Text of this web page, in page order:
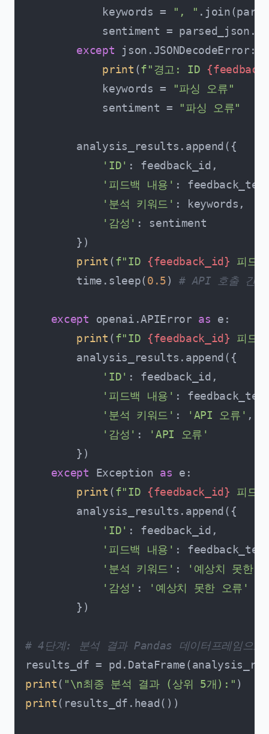
            keywords =
", "
sentiment =
except json.JSONDecodeError:
print (f"경고: ID
            keywords =
"파싱 오류"
            sentiment =
"파싱 오류"
        analysis_results.append({
'ID' : feedback_id,
'피드백 내용' :
'분석 키워드' : keywords,
'감성' : sentiment
        })
print (f"ID {feedback_id} 피드
        time.sleep(
0.5) # API 호출 간
except openai.APIError as e:
print (f"ID {feedback_id} 피드
        analysis_results.append({
'ID' : feedback_id,
'피드백 내용' :
'분석 키워드' : 'API 오류' ,
'감성' :
'API 오류'
        })
except Exception as e:
print (f"ID {feedback_id} 피드
        analysis_results.append({
'ID' : feedback_id,
'피드백 내용' :
'분석 키워드' :
'예상치 못한
'감성' :
'예상치 못한 오류'
        })
# 4단계: 분석 결과 Pandas 데이터프레임으로
print( "\n최종 분석 결과 (상위 5개):"
print(results_df.head())